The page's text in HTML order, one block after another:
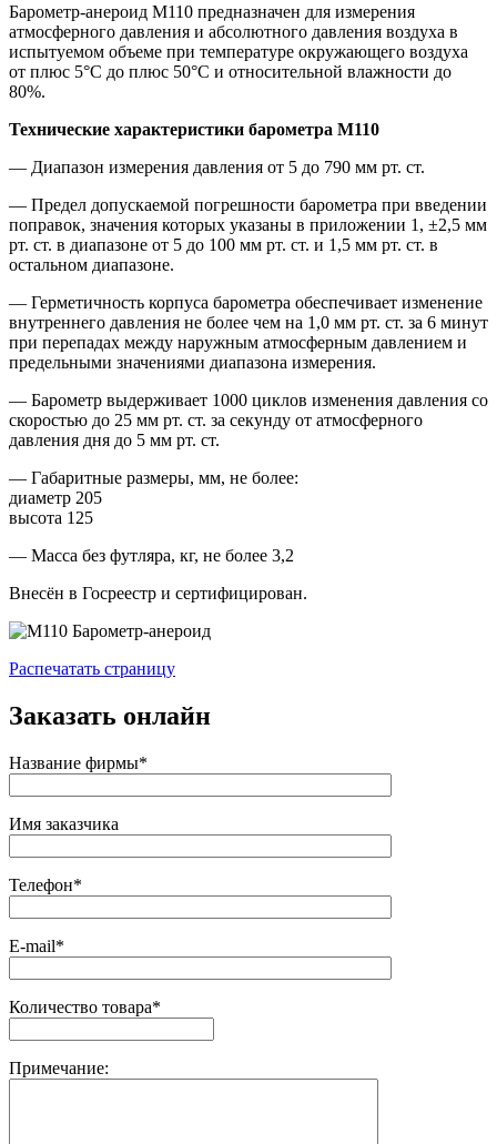
Барометр-анероид М110 предназначен для измерения
атмосферного давления и абсолютного давления воздуха в
испытуемом объеме при температуре окружающего воздуха
от плюс 5°С до плюс 50°С и относительной влажности до
80%.
Технические характеристики барометра М110
— Диапазон измерения давления от 5 до 790 мм рт. ст.
— Предел допускаемой погрешности барометра при введении
поправок, значения которых указаны в приложении 1, ±2,5 мм
рт. ст. в диапазоне от 5 до 100 мм рт. ст. и 1,5 мм рт. ст. в
остальном диапазоне.
— Герметичность корпуса барометра обеспечивает изменение
внутреннего давления не более чем на 1,0 мм рт. ст. за 6 минут
при перепадах между наружным атмосферным давлением и
предельными значениями диапазона измерения.
— Барометр выдерживает 1000 циклов изменения давления со
скоростью до 25 мм рт. ст. за секунду от атмосферного
давления дня до 5 мм рт. ст.
— Габаритные размеры, мм, не более:
диаметр 205
высота 125
— Масса без футляра, кг, не более 3,2
Внесён в Госреестр и сертифицирован.
Распечатать страницу
Заказать онлайн
Название фирмы*
Имя заказчика
Телефон*
E-mail*
Количество товара*
Примечание: